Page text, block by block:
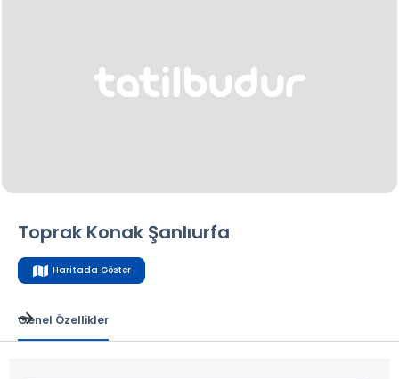
Toprak Konak Şanlıurfa
Haritada Göster
Genel Özellikler